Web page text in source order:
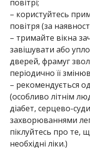
повітрі;
– користуйтесь
повітря (за
– тримайте вікна
завішувати або
дверей, фрамуг
періодично її
– рекомендується
(особливо літнім
діабет, серцево-
захворюваннями
піклуйтесь про те,
необхідні ліки.)